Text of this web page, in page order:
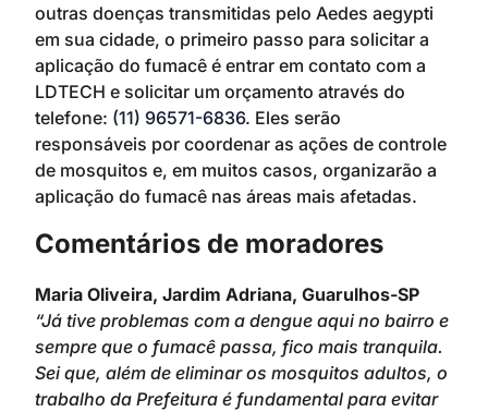
outras doenças transmitidas pelo Aedes aegypti
em sua cidade, o primeiro passo para solicitar a
aplicação do fumacê é entrar em contato com a
LDTECH e solicitar um orçamento através do
telefone: (11) 96571-6836. Eles serão
responsáveis por coordenar as ações de controle
de mosquitos e, em muitos casos, organizarão a
aplicação do fumacê nas áreas mais afetadas.
Comentários de moradores
Maria Oliveira, Jardim Adriana, Guarulhos-SP
“Já tive problemas com a dengue aqui no bairro e
sempre que o fumacê passa, fico mais tranquila.
Sei que, além de eliminar os mosquitos adultos, o
trabalho da Prefeitura é fundamental para evitar